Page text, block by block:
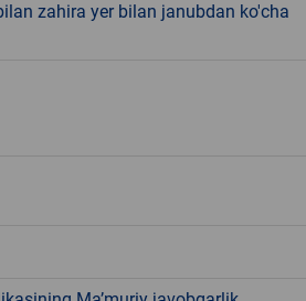
zahira yer bilan janubdan ko'cha